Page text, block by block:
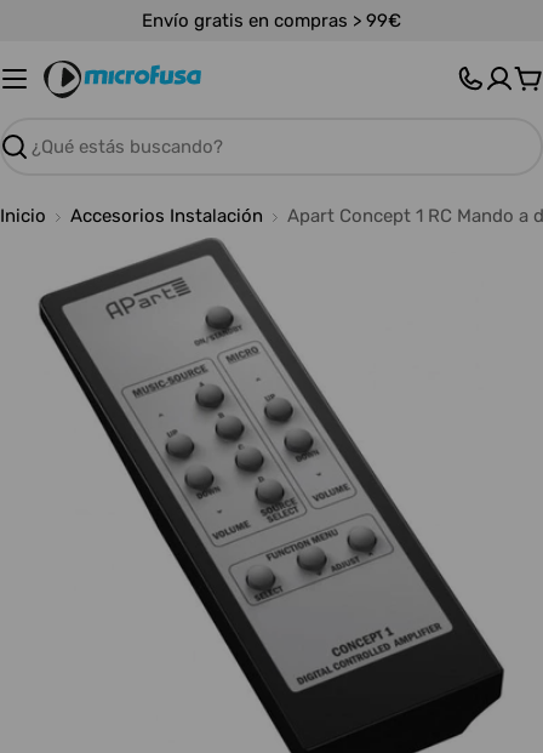
contenido
Envío gratis en compras > 99€
Buscar
Inicio Accesorios Instalación Apart Concept 1 RC Mando a
medios 0 en modal